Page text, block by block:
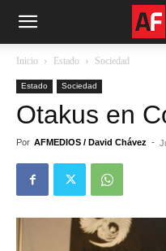
Inicio Estado Sociedad
Estado Sociedad
Otakus en
Por AFMEDIOS / David Chávez -